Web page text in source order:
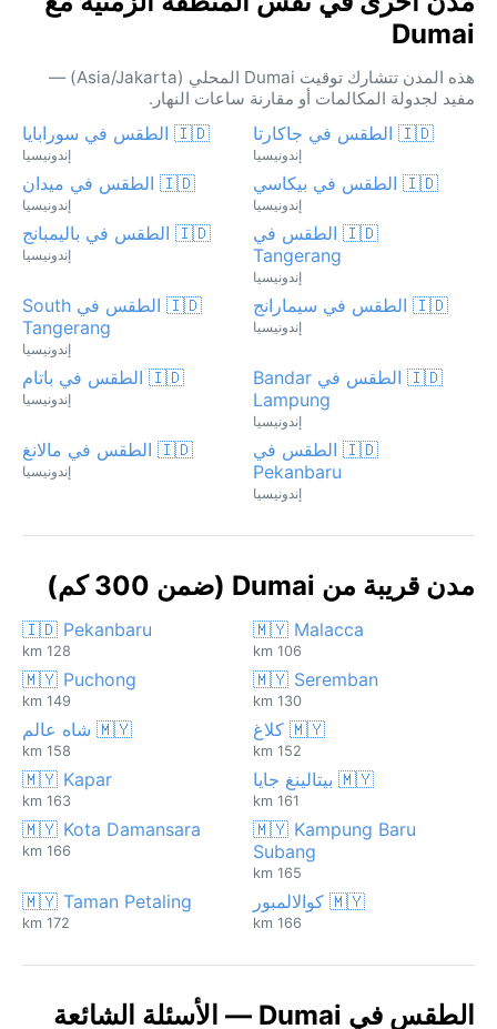
Dumai
هذه المدن تتشارك توقيت Dumai المحلي (Asia/Jakarta) —
مفيد لجدولة المكالمات أو مقارنة ساعات النهار.
🇮🇩 الطقس في جاكارتا
إندونيسيا
🇮🇩 الطقس في سورابايا
إندونيسيا
🇮🇩 الطقس في بيكاسي
إندونيسيا
🇮🇩 الطقس في ميدان
إندونيسيا
🇮🇩 الطقس في
Tangerang
إندونيسيا
🇮🇩 الطقس في باليمبانج
إندونيسيا
🇮🇩 الطقس في سيمارانج
إندونيسيا
🇮🇩 الطقس في South
Tangerang
إندونيسيا
🇮🇩 الطقس في Bandar
Lampung
إندونيسيا
🇮🇩 الطقس في باتام
إندونيسيا
🇮🇩 الطقس في
Pekanbaru
إندونيسيا
🇮🇩 الطقس في مالانغ
إندونيسيا
مدن قريبة من Dumai (ضمن 300 كم)
🇲🇾 Malacca
106 km
🇮🇩 Pekanbaru
128 km
🇲🇾 Seremban
130 km
🇲🇾 Puchong
149 km
🇲🇾 كلاغ
152 km
🇲🇾 شاه عالم
158 km
🇲🇾 بيتالينغ جايا
161 km
🇲🇾 Kapar
163 km
🇲🇾 Kampung Baru
Subang
165 km
🇲🇾 Kota Damansara
166 km
🇲🇾 كوالالمبور
166 km
🇲🇾 Taman Petaling
172 km
الطقس في Dumai — الأسئلة الشائعة